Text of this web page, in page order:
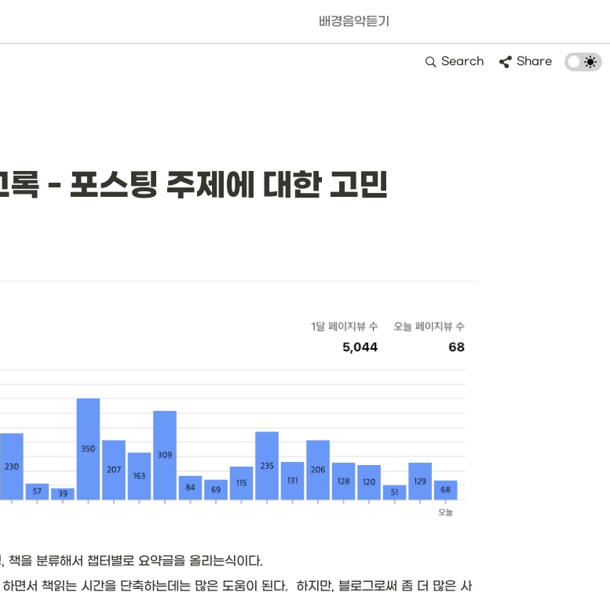
배경음악듣기
Search Share
- 포스팅 주제에 대한 고민
을 분류해서 챕터별로 요약글을 올리는식이다.
면서 책읽는 시간을 단축하는데는 많은 도움이 된다.  하지만, 블로그로써 좀 더 많은 사